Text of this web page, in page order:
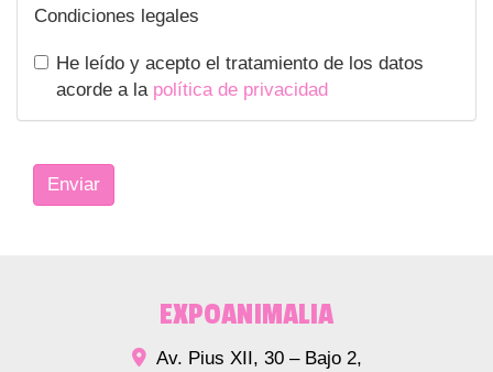
Condiciones legales
He leído y acepto el tratamiento de los datos
acorde a la política de privacidad
Enviar
EXPOANIMALIA
Av. Pius XII, 30 – Bajo 2,